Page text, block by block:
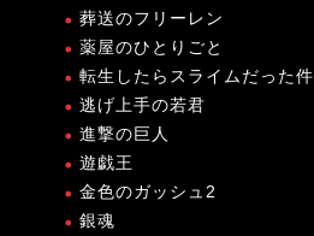
葬送のフリーレン
薬屋のひとりごと
転生したらスライムだった件
逃げ上手の若君
進撃の巨人
遊戯王
金色のガッシュ2
銀魂